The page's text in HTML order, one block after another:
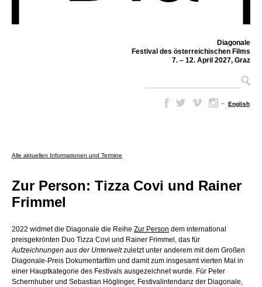
Diagonale
Festival des österreichischen Films
7. – 12. April 2027, Graz
– English
Alle aktuellen Informationen und Termine
Zur Person: Tizza Covi und Rainer
Frimmel
2022 widmet die Diagonale die Reihe Zur Person dem international
preisgekrönten Duo Tizza Covi und Rainer Frimmel, das für
Aufzeichnungen aus der Unterweltzuletzt unter anderem mit dem Großen
Diagonale-Preis Dokumentarfilm und damit zum insgesamt vierten Mal in
einer Hauptkategorie des Festivals ausgezeichnet wurde. Für Peter
Schernhuber und Sebastian Höglinger, Festivalintendanz der Diagonale,